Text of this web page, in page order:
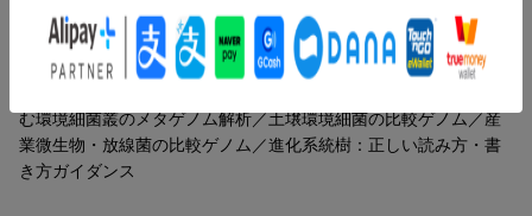
多細胞化／高次機能形成の比較ゲノム／マウスの比較ゲノムー日
本産マウス系統のゲノム解読とコンソミック系統の樹立／線虫の
比較ゲノム／昆虫の比較ゲノムーカイコゲノムから見た多様性と
む環境細菌叢のメタゲノム解析／土壌環境細菌の比較ゲノム／産
業微生物・放線菌の比較ゲノム／進化系統樹：正しい読み方・書
き方ガイダンス